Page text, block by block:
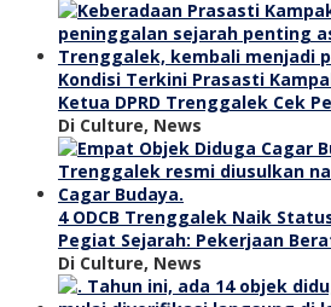
Kondisi Terkini Prasasti
Ketua DPRD Trenggalek Cek
Di Culture, News
4 ODCB Trenggalek Naik
Pegiat Sejarah: Pekerjaan
Di Culture, News